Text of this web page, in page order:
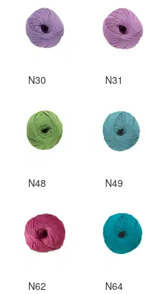
N30 N31
N48 N49
N62 N64